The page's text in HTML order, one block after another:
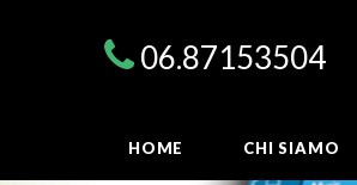
06.87153504
HOME CHI SIAMO